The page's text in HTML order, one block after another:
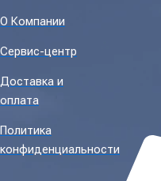
О Компании
Сервис-центр
Доставка и
оплата
Политика
конфиденциальности